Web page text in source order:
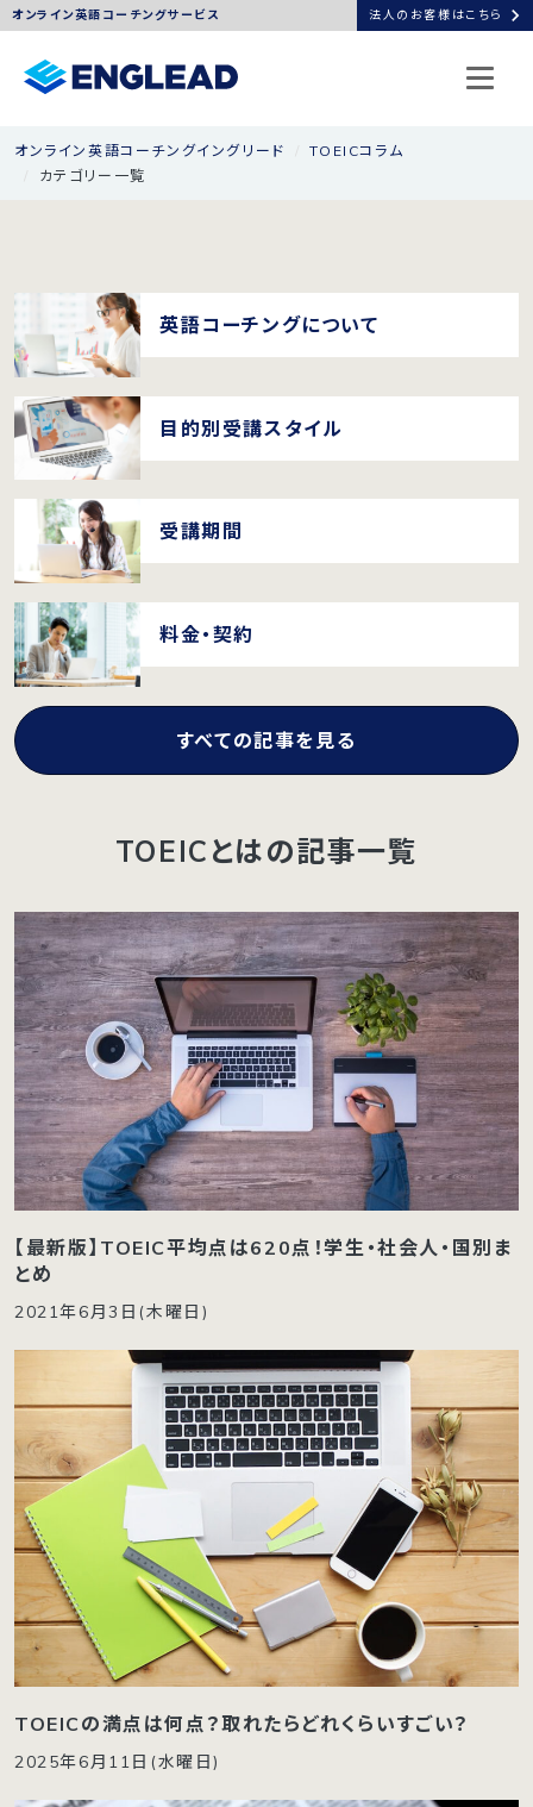
オンライン英語コーチングサービス 法人のお客様はこちら chevron_right
オンライン英語コーチングイングリード
TOEICコラム
カテゴリー一覧
英語コーチングについて
目的別受講スタイル
受講期間
料金・契約
すべての記事を見る
TOEICとはの記事一覧
【最新版】TOEIC平均点は620点！学生・社会人・国別ま
とめ
2021年6月3日(木曜日)
TOEICの満点は何点？取れたらどれくらいすごい？
2025年6月11日(水曜日)